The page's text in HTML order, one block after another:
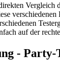
Vergleich
verschiedenen
auf der
- Party-